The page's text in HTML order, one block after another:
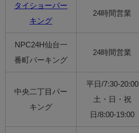
タイショーパー
キング
24時間営業
NPC24H仙台一
番町パーキング
24時間営業
中央二丁目パー
キング
平日/7:30-20:00
土・日・祝
日/8:00-19:00